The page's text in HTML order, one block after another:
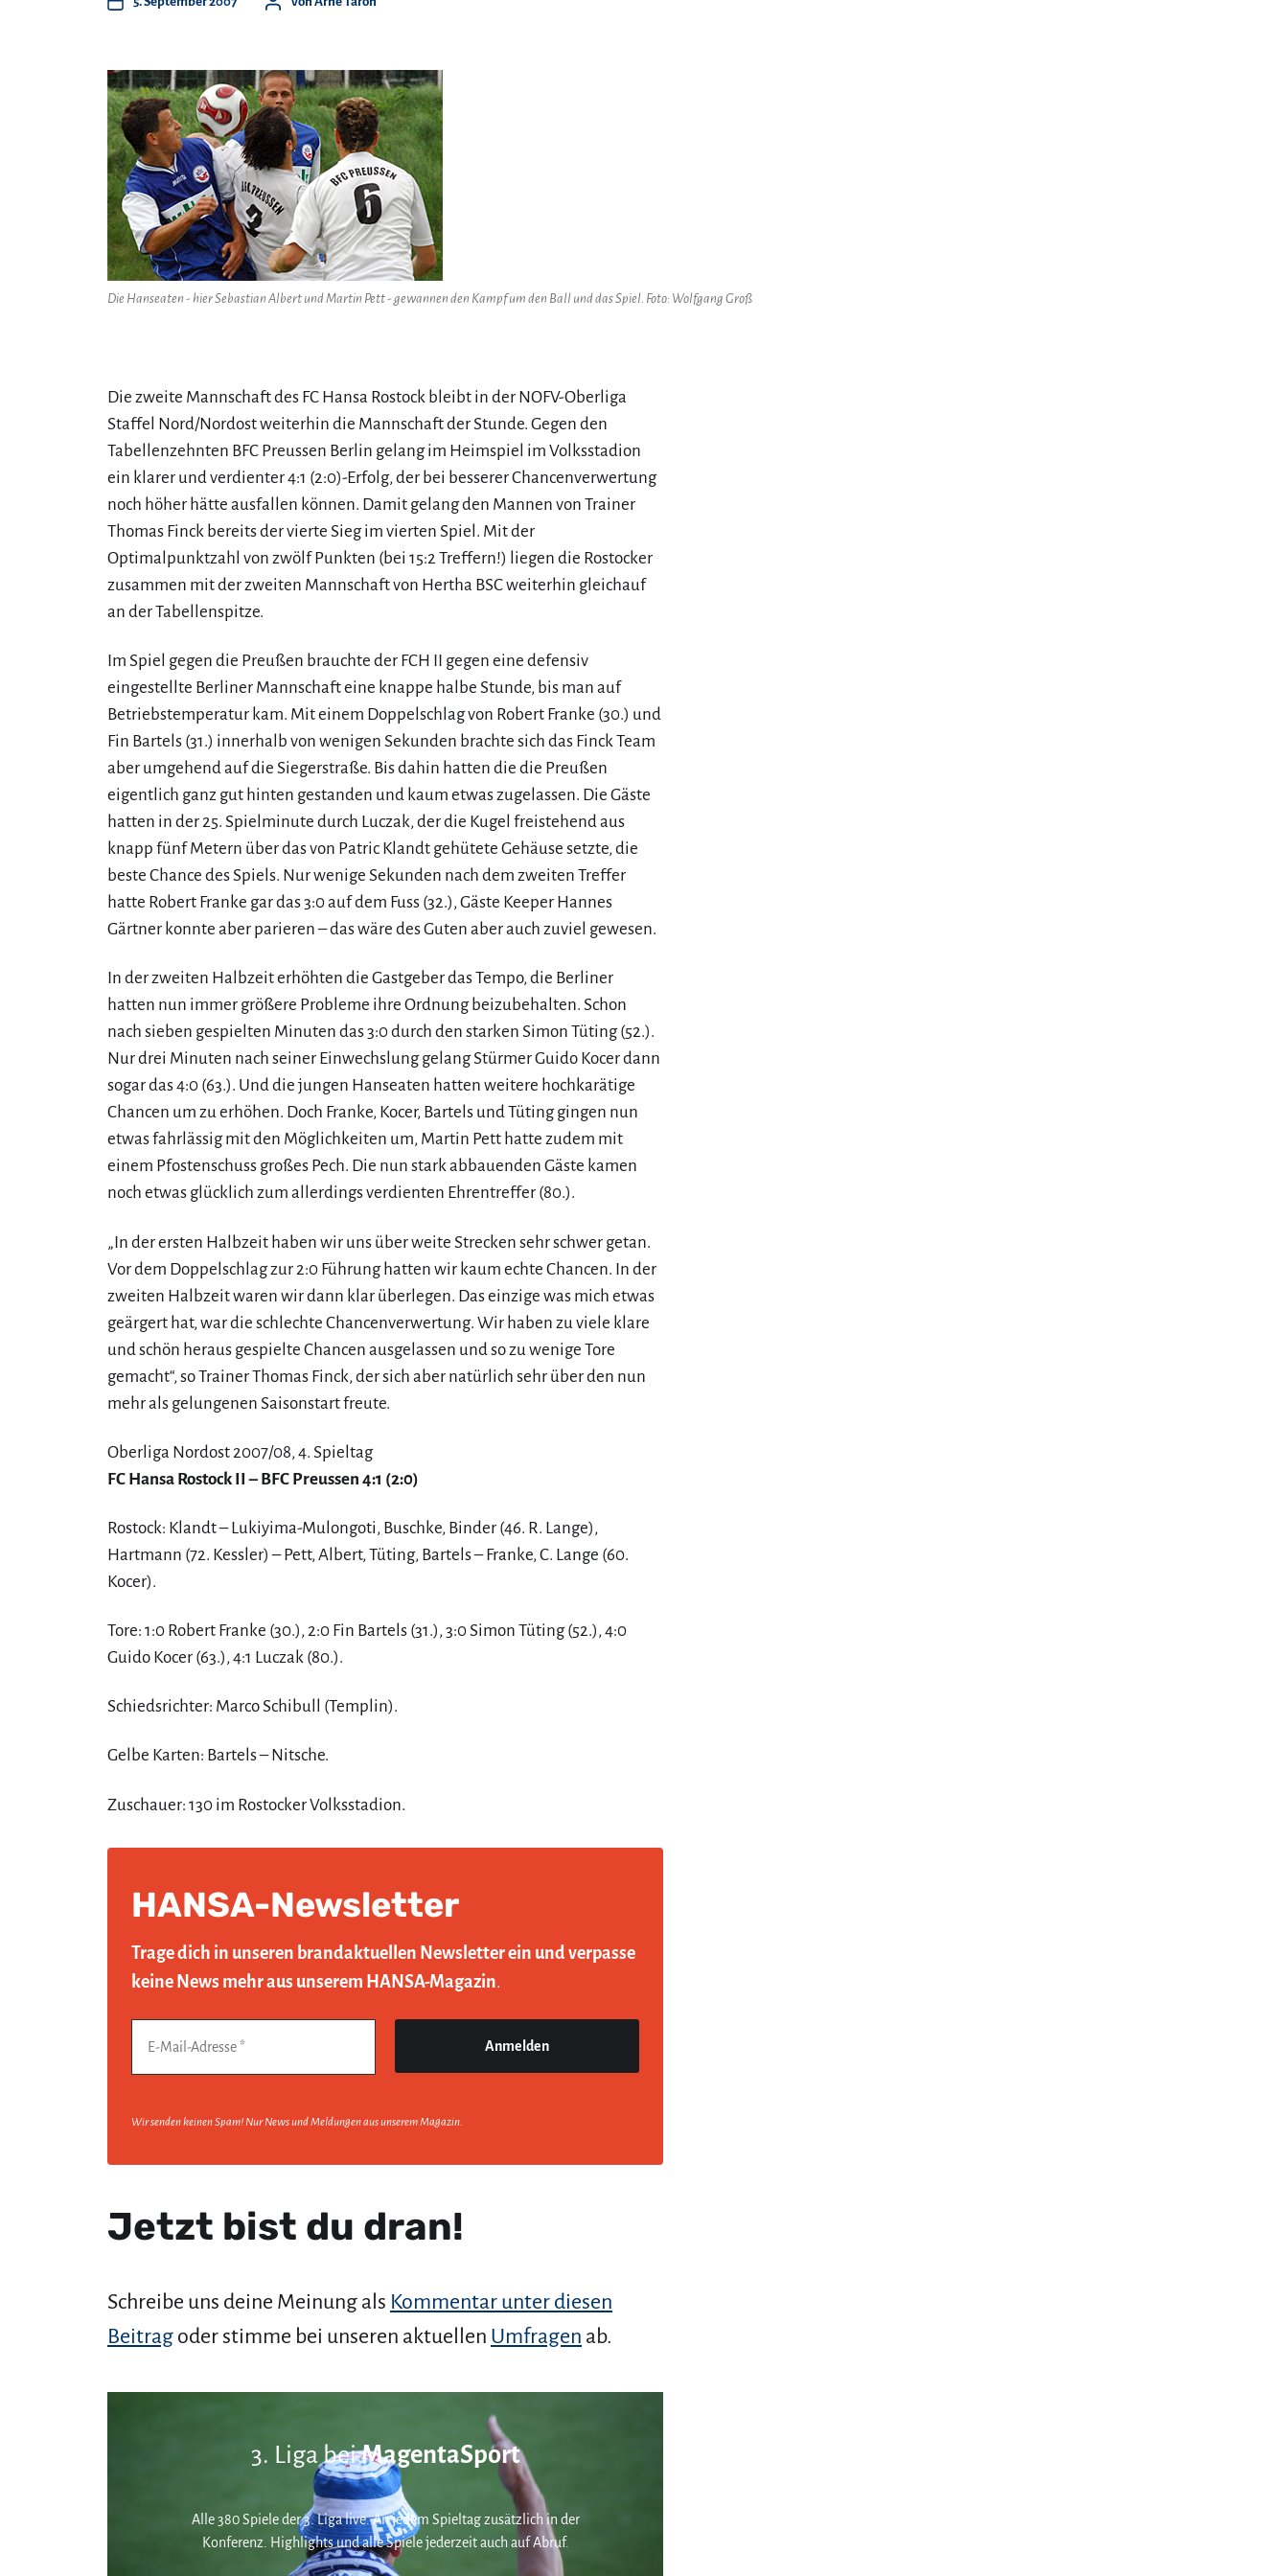
Die Hanseaten - hier Sebastian Albert und Martin Pett - gewannen den Kampf um den Ball und das Spiel. Foto: Wolfgang Groß
Die zweite Mannschaft des FC Hansa Rostock bleibt in der NOFV-Oberliga
Staffel Nord/Nordost weiterhin die Mannschaft der Stunde. Gegen den
Tabellenzehnten BFC Preussen Berlin gelang im Heimspiel im Volksstadion
ein klarer und verdienter 4:1 (2:0)-Erfolg, der bei besserer Chancenverwertung
noch höher hätte ausfallen können. Damit gelang den Mannen von Trainer
Thomas Finck bereits der vierte Sieg im vierten Spiel. Mit der
Optimalpunktzahl von zwölf Punkten (bei 15:2 Treffern!) liegen die Rostocker
zusammen mit der zweiten Mannschaft von Hertha BSC weiterhin gleichauf
an der Tabellenspitze.
Im Spiel gegen die Preußen brauchte der FCH II gegen eine defensiv
eingestellte Berliner Mannschaft eine knappe halbe Stunde, bis man auf
Betriebstemperatur kam. Mit einem Doppelschlag von Robert Franke (30.) und
Fin Bartels (31.) innerhalb von wenigen Sekunden brachte sich das Finck Team
aber umgehend auf die Siegerstraße. Bis dahin hatten die die Preußen
eigentlich ganz gut hinten gestanden und kaum etwas zugelassen. Die Gäste
hatten in der 25. Spielminute durch Luczak, der die Kugel freistehend aus
knapp fünf Metern über das von Patric Klandt gehütete Gehäuse setzte, die
beste Chance des Spiels. Nur wenige Sekunden nach dem zweiten Treffer
hatte Robert Franke gar das 3:0 auf dem Fuss (32.), Gäste Keeper Hannes
Gärtner konnte aber parieren – das wäre des Guten aber auch zuviel gewesen.
In der zweiten Halbzeit erhöhten die Gastgeber das Tempo, die Berliner
hatten nun immer größere Probleme ihre Ordnung beizubehalten. Schon
nach sieben gespielten Minuten das 3:0 durch den starken Simon Tüting (52.).
Nur drei Minuten nach seiner Einwechslung gelang Stürmer Guido Kocer dann
sogar das 4:0 (63.). Und die jungen Hanseaten hatten weitere hochkarätige
Chancen um zu erhöhen. Doch Franke, Kocer, Bartels und Tüting gingen nun
etwas fahrlässig mit den Möglichkeiten um, Martin Pett hatte zudem mit
einem Pfostenschuss großes Pech. Die nun stark abbauenden Gäste kamen
noch etwas glücklich zum allerdings verdienten Ehrentreffer (80.).
„In der ersten Halbzeit haben wir uns über weite Strecken sehr schwer getan.
Vor dem Doppelschlag zur 2:0 Führung hatten wir kaum echte Chancen. In der
zweiten Halbzeit waren wir dann klar überlegen. Das einzige was mich etwas
geärgert hat, war die schlechte Chancenverwertung. Wir haben zu viele klare
und schön heraus gespielte Chancen ausgelassen und so zu wenige Tore
gemacht“, so Trainer Thomas Finck, der sich aber natürlich sehr über den nun
mehr als gelungenen Saisonstart freute.
Oberliga Nordost 2007/08, 4. Spieltag
FC Hansa Rostock II – BFC Preussen 4:1 (2:0)
Rostock: Klandt – Lukiyima-Mulongoti, Buschke, Binder (46. R. Lange),
Hartmann (72. Kessler) – Pett, Albert, Tüting, Bartels – Franke, C. Lange (60.
Kocer).
Tore: 1:0 Robert Franke (30.), 2:0 Fin Bartels (31.), 3:0 Simon Tüting (52.), 4:0
Guido Kocer (63.), 4:1 Luczak (80.).
Schiedsrichter: Marco Schibull (Templin).
Gelbe Karten: Bartels – Nitsche.
Zuschauer: 130 im Rostocker Volksstadion.
HANSA-Newsletter
Trage dich in unseren brandaktuellen Newsletter ein und verpasse
keine News mehr aus unserem HANSA-Magazin.
Wir senden keinen Spam! Nur News und Meldungen aus unserem Magazin.
Jetzt bist du dran!
Schreibe uns deine Meinung als Kommentar unter diesen
Beitrag oder stimme bei unseren aktuellen Umfragen ab.
3. Liga beiMagentaSport
Alle 380 Spiele der 3. Liga live. An jedem Spieltag zusätzlich in der
Konferenz. Highlights und alle Spiele jederzeit auch auf Abruf.